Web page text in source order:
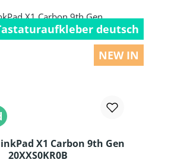
deutsch
NEW IN
X1 Carbon 9th Gen
20XXS0KR0B